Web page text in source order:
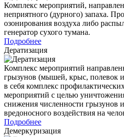
Комплекс мероприятий,
неприятного (дурного) запаха.
озонирования воздуха либо
генератор сухого тумана.
Подробнее
Дератизация
Комплекс мероприятий
грызунов (мышей, крыс, полевок
в себя комплекс
мероприятий с целью
снижения численности грызунов
вредоносного воздействия на
Подробнее
Демеркуризация